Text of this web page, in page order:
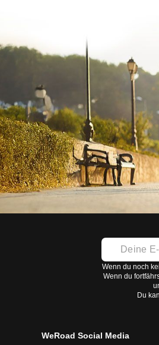
Wenn du noch
Wenn du
Du
WeRoad Social Media